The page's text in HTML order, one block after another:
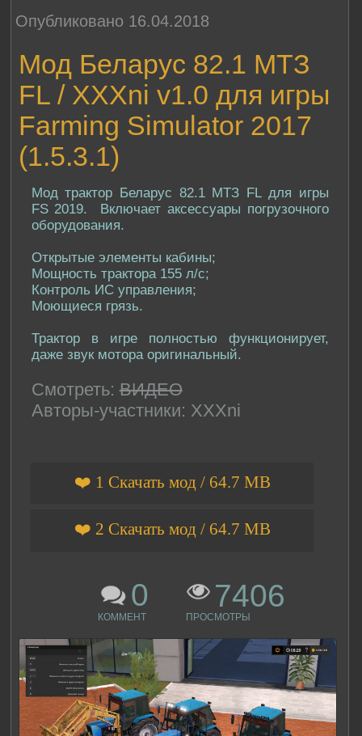
Опубликовано 16.04.2018
Мод Беларус 82.1 МТЗ
FL / XXXni v1.0 для игры
Farming Simulator 2017
(1.5.3.1)
Мод трактор Беларус 82.1 МТЗ FL для игры
FS 2019. Включает аксессуары погрузочного
оборудования.
Открытые элементы кабины;
Мощность трактора 155 л/с;
Контроль ИС управления;
Моющиеся грязь.
Трактор в игре полностью функционирует,
даже звук мотора оригинальный.
Смотреть: ВИДЕО
Авторы-участники: XXXni
❤️ 1 Скачать мод / 64.7 MB
❤️ 2 Скачать мод / 64.7 MB
0
КОММЕНТ
7406
ПРОСМОТРЫ